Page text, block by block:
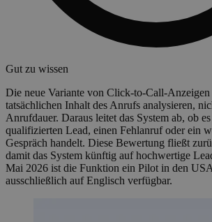
Gut zu wissen
Die neue Variante von Click-to-Call-Anzeigen
tatsächlichen Inhalt des Anrufs analysieren,
Anrufdauer. Daraus leitet das System ab, ob
qualifizierten Lead, einen Fehlanruf oder ein
Gespräch handelt. Diese Bewertung fließt
damit das System künftig auf hochwertige
Mai 2026 ist die Funktion ein Pilot in den
ausschließlich auf Englisch verfügbar.